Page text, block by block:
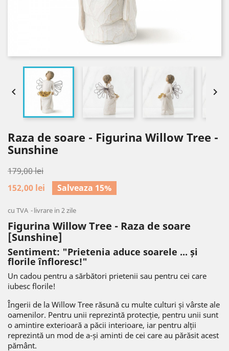
 
Raza de soare - Figurina Willow Tree -
Sunshine
179,00 lei
152,00 lei
Salveaza 15%
cu TVA livrare in 2 zile
Figurina Willow Tree - Raza de soare
[Sunshine]
Sentiment: "Prietenia aduce soarele ... și
florile înfloresc!"
Un cadou pentru a sărbători prietenii sau pentru cei care
iubesc florile!
Îngerii de la Willow Tree răsună cu multe culturi și vârste ale
oamenilor. Pentru unii reprezintă protecție, pentru unii sunt
o amintire exterioară a păcii interioare, iar pentru alții
reprezintă un mod de a-și aminti de cei care au părăsit acest
pământ.